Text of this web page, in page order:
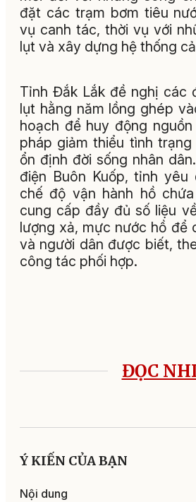
đặt các trạm bơm tiêu
vụ canh tác, thời vụ với
lụt và xây dựng hệ thống
Tỉnh Đắk Lắk đề nghị các
lụt hằng năm lồng ghép
hoạch để huy động
pháp giảm thiểu tình
ổn định đời sống nhân
điện Buôn Kuốp, tỉnh
chế độ vận hành hồ
cung cấp đầy đủ số liệu
lượng xả, mực nước hồ để
và người dân được biết,
công tác phối hợp.
ĐỌC
Ý KIẾN CỦA BẠN
Nội dung